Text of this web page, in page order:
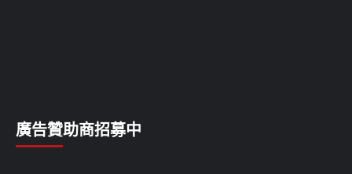
廣告贊助商招募中